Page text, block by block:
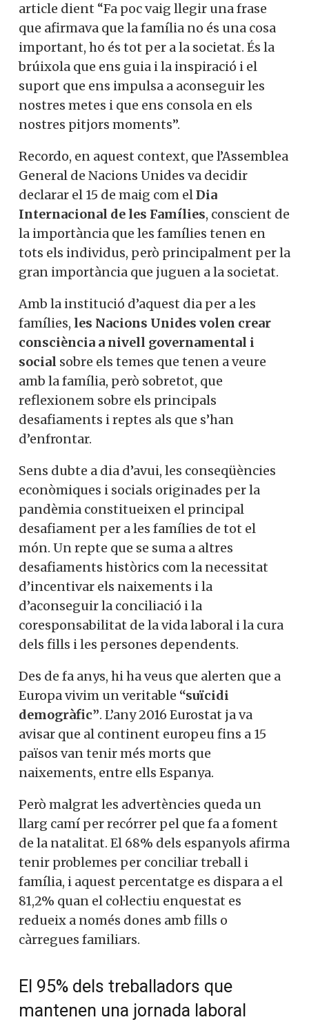
article dient “Fa poc vaig llegir una frase
que afirmava que la família no és una cosa
important, ho és tot per a la societat. És la
brúixola que ens guia i la inspiració i el
suport que ens impulsa a aconseguir les
nostres metes i que ens consola en els
nostres pitjors moments”.
Recordo, en aquest context, que l’Assemblea
General de Nacions Unides va decidir
declarar el 15 de maig com elDia
Internacional de les Famílies, conscient de
la importància que les famílies tenen en
tots els individus, però principalment per la
gran importància que juguen a la societat.
Amb la institució d’aquest dia per a les
famílies, les Nacions Unides volen crear
consciència a nivell governamental i
social sobre els temes que tenen a veure
amb la família, però sobretot, que
reflexionem sobre els principals
desafiaments i reptes als que s’han
d’enfrontar.
Sens dubte a dia d’avui, les conseqüències
econòmiques i socials originades per la
pandèmia constitueixen el principal
desafiament per a les famílies de tot el
món. Un repte que se suma a altres
desafiaments històrics com la necessitat
d’incentivar els naixements i la
d’aconseguir la conciliació i la
coresponsabilitat de la vida laboral i la cura
dels fills i les persones dependents.
Des de fa anys, hi ha veus que alerten que a
Europa vivim un veritable “suïcidi
demogràfic”. L’any 2016 Eurostat ja va
avisar que al continent europeu fins a 15
països van tenir més morts que
naixements, entre ells Espanya.
Però malgrat les advertències queda un
llarg camí per recórrer pel que fa a foment
de la natalitat. El 68% dels espanyols afirma
tenir problemes per conciliar treball i
família, i aquest percentatge es dispara a el
81,2% quan el col·lectiu enquestat es
redueix a només dones amb fills o
càrregues familiars.
El 95% dels treballadors que
mantenen una jornada laboral